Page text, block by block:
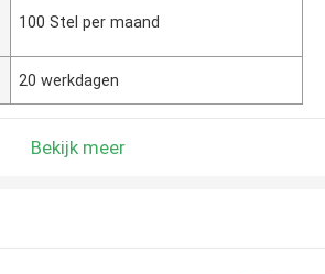
100 Stel per maand
20 werkdagen
Bekijk meer